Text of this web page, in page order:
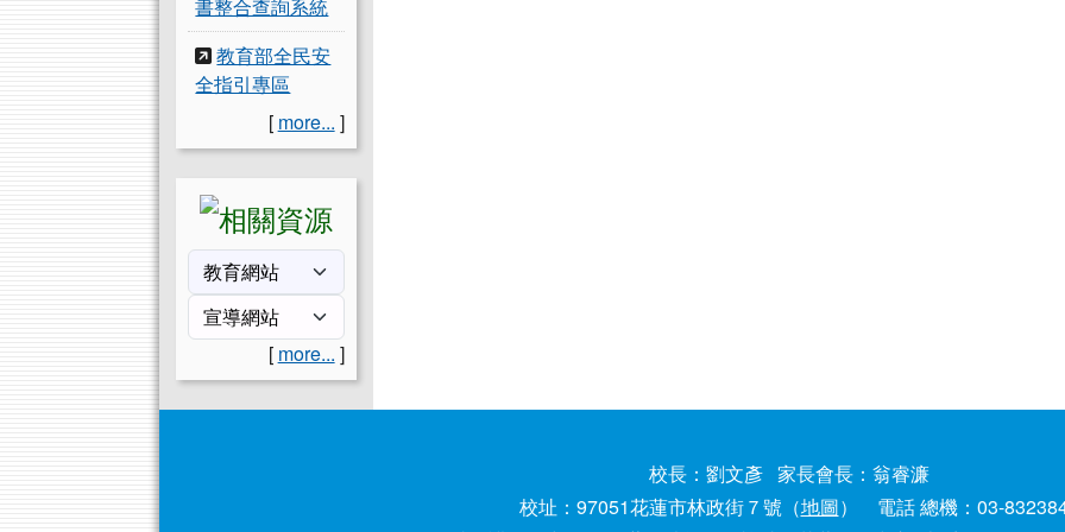
書整合查詢系統
教育部全民安
全指引專區
[ more... ]
[ more... ]
校長：劉文彥 家長會長：翁睿濂
校址：97051花蓮市林政街７號（地圖） 電話 總機：03-